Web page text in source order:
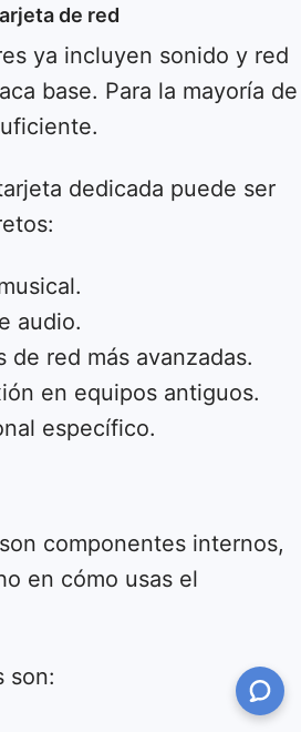
de red
ya incluyen sonido y red
base. Para la mayoría de
dedicada puede ser
audio.
de red más avanzadas.
en equipos antiguos.
específico.
componentes internos,
en cómo usas el
son: